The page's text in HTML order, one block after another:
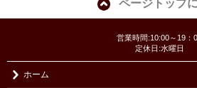
ページトップ
営業時間:10:00～19：
定休日:水曜日
ホーム